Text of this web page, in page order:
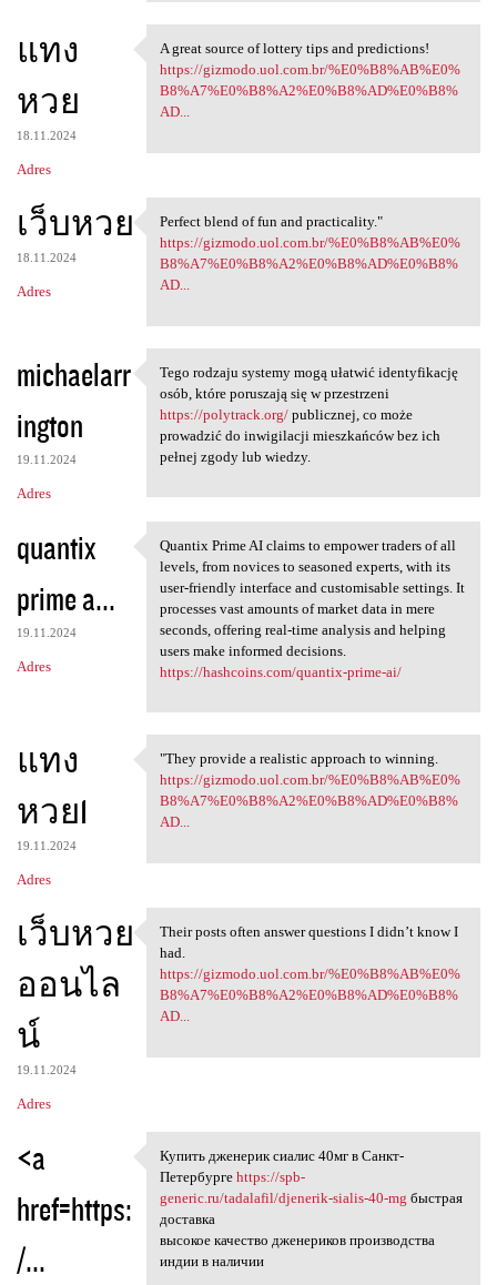
แทง
หวย
18.11.2024
Adres
A great source of lottery
A great source of lottery tips and predictions!
https://gizmodo.uol.com.br/%E0%B8%AB%E0%
B8%A7%E0%B8%A2%E0%B8%AD%E0%B8%
AD...
เว็บหวย
18.11.2024
Adres
Perfect blend of fun and
Perfect blend of fun and practicality."
https://gizmodo.uol.com.br/%E0%B8%AB%E0%
B8%A7%E0%B8%A2%E0%B8%AD%E0%B8%
AD...
michaelarr
ington
19.11.2024
Adres
Tego rodzaju systemy mogą
Tego rodzaju systemy mogą ułatwić identyfikację
osób, które poruszają się w przestrzeni
https://polytrack.org/publicznej, co może
prowadzić do inwigilacji mieszkańców bez ich
pełnej zgody lub wiedzy.
quantix
prime a...
19.11.2024
Adres
Quantix Prime AI claims to
Quantix Prime AI claims to empower traders of all
levels, from novices to seasoned experts, with its
user-friendly interface and customisable settings. It
processes vast amounts of market data in mere
seconds, offering real-time analysis and helping
users make informed decisions.
https://hashcoins.com/quantix-prime-ai/
แทง
หวย1
19.11.2024
Adres
"They provide a realistic
"They provide a realistic approach to winning.
https://gizmodo.uol.com.br/%E0%B8%AB%E0%
B8%A7%E0%B8%A2%E0%B8%AD%E0%B8%
AD...
เว็บหวย
ออนไล
น์
19.11.2024
Adres
Their posts often answer
Their posts often answer questions I didn’t know I
had.
https://gizmodo.uol.com.br/%E0%B8%AB%E0%
B8%A7%E0%B8%A2%E0%B8%AD%E0%B8%
AD...
<a
href=https:
/...
Купить дженерик сиалис 40мг в
Купить дженерик сиалис 40мг в Санкт-
Петербурге https://spb-
generic.ru/tadalafil/djenerik-sialis-40-mg быстрая
доставка
высокое качество дженериков производства
индии в наличии